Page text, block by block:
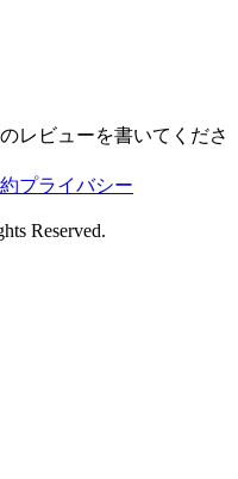
レビューを書いてくださ
プライバシー
Reserved.